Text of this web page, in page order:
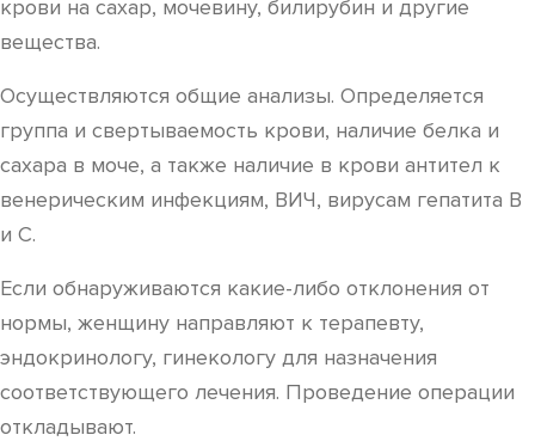
крови на сахар, мочевину, билирубин и другие
вещества.
Осуществляются общие анализы. Определяется
группа и свертываемость крови, наличие белка и
сахара в моче, а также наличие в крови антител к
венерическим инфекциям, ВИЧ, вирусам гепатита В
и С.
Если обнаруживаются какие-либо отклонения от
нормы, женщину направляют к терапевту,
эндокринологу, гинекологу для назначения
соответствующего лечения. Проведение операции
откладывают.